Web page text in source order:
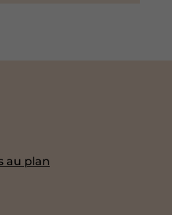
au plan